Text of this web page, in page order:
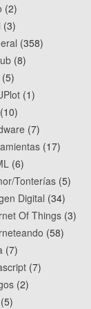
(2)
(3)
(358)
(8)
(5)
(1)
(10)
(7)
(17)
(6)
Tonterías (5)
Digital (34)
Of Things (3)
(58)
(7)
(7)
(2)
(5)